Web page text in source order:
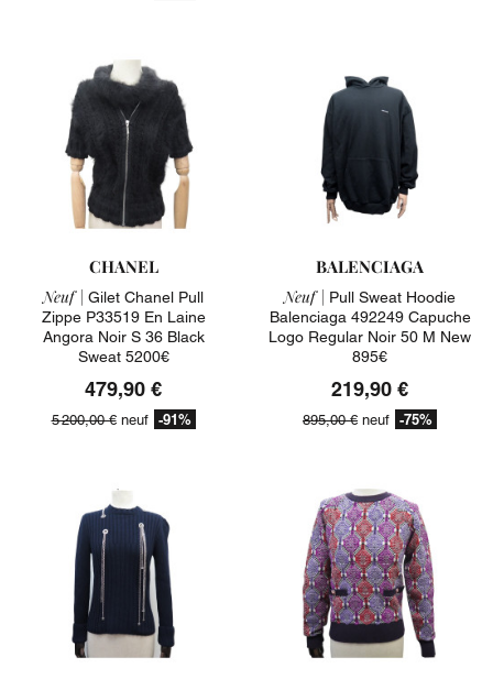
CHANEL
Neuf | Gilet Chanel Pull
Zippe P33519 En Laine
Angora Noir S 36 Black
Sweat 5200€
479,90 €
5 200,00 €neuf -91%
BALENCIAGA
Neuf | Pull Sweat Hoodie
Balenciaga 492249 Capuche
Logo Regular Noir 50 M New
895€
219,90 €
895,00 € neuf -75%